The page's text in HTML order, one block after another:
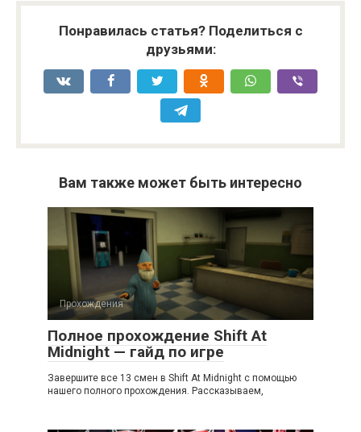
Понравилась статья? Поделиться с
друзьями:
Вам также может быть интересно
Прохождения
Полное прохождение Shift At
Midnight — гайд по игре
Завершите все 13 смен в Shift At Midnight с помощью
нашего полного прохождения. Рассказываем,